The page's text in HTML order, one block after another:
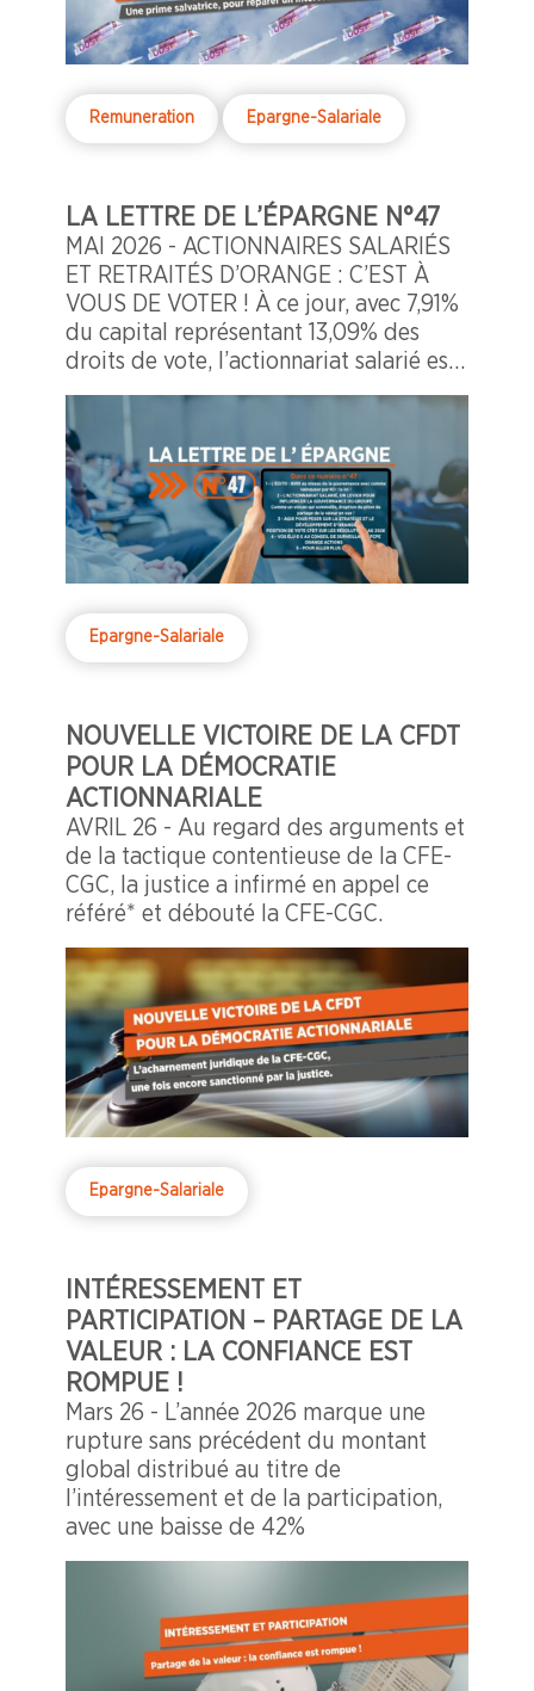
Remuneration Epargne-Salariale
LA LETTRE DE L’ÉPARGNE N°47
MAI 2026 - ACTIONNAIRES SALARIÉS
ET RETRAITÉS D’ORANGE : C’EST À
VOUS DE VOTER ! À ce jour, avec 7,91%
du capital représentant 13,09% des
droits de vote, l’actionnariat salarié est
une partie prenante incontournable à
derrière la sphère publique.
Epargne-Salariale
NOUVELLE VICTOIRE DE LA CFDT
POUR LA DÉMOCRATIE
ACTIONNARIALE
AVRIL 26 - Au regard des arguments et
de la tactique contentieuse de la CFE-
CGC, la justice a infirmé en appel ce
référé* et débouté la CFE-CGC.
Epargne-Salariale
INTÉRESSEMENT ET
PARTICIPATION – PARTAGE DE LA
VALEUR : LA CONFIANCE EST
ROMPUE !
Mars 26 - L’année 2026 marque une
rupture sans précédent du montant
global distribué au titre de
l’intéressement et de la participation,
avec une baisse de 42%